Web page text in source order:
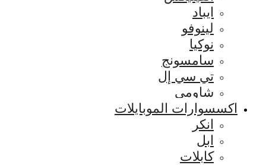
ايباد
لينوفو
نوكيا
سامسونج
تي سي إل
شاومي
اكسسوارات الموبايلات
انكر
ابل
كابلات